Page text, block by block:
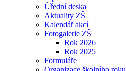
Úřední deska
Aktuality ZŠ
Kalendář akcí
Fotogalerie ZŠ
Rok 2026
Rok 2025
Formuláře